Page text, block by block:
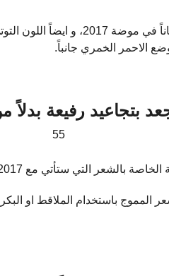
احمر الشفاه البنفسجي يأخذ
الاحمر الخمري جانباً.
بتجاعيد رفيعة
التي ستأتي مع 2017 هذا العام.
المموج باستخدام الملاقط او